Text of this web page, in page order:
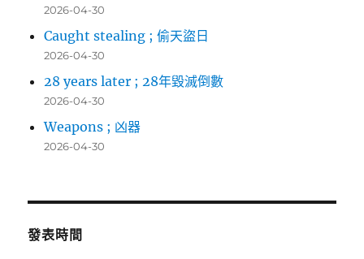
2026-04-30
Caught stealing ; 偷天盜日
2026-04-30
28 years later ; 28年毀滅倒數
2026-04-30
Weapons ; 凶器
2026-04-30
發表時間